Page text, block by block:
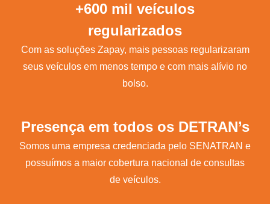
+600 mil veículos
regularizados
Com as soluções Zapay, mais pessoas regularizaram
seus veículos em menos tempo e com mais alívio no
bolso.
Presença em todos os DETRAN’s
Somos uma empresa credenciada pelo SENATRAN e
possuímos a maior cobertura nacional de consultas
de veículos.